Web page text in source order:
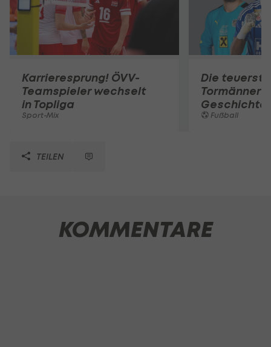
Karrieresprung! ÖVV-
Teamspieler wechselt
in Topliga
Sport-Mix
Die
Tormänner
Geschichte
Fußball
TEILEN
KOMMENTARE